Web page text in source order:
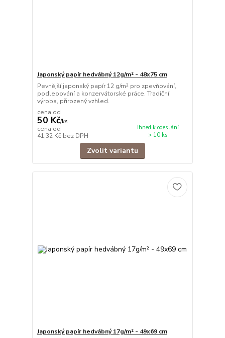
Japonský papír hedvábný 12g/m² - 48x75 cm
Pevnější japonský papír 12 g/m² pro zpevňování,
podlepování a konzervátorské práce. Tradiční
výroba, přirozený vzhled.
cena od
50 Kč/ks
cena od
41,32 Kč bez DPH
Ihned k odeslání
> 10 ks
Zvolit variantu
Japonský papír hedvábný 17g/m² - 49x69 cm